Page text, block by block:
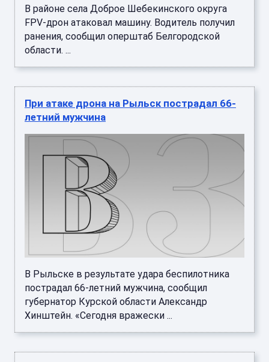
В районе села Доброе Шебекинского округа
FPV-дрон атаковал машину. Водитель получил
ранения, сообщил оперштаб Белгородской
области. ...
При атаке дрона на Рыльск пострадал 66-
летний мужчина
В Рыльске в результате удара беспилотника
пострадал 66-летний мужчина, сообщил
губернатор Курской области Александр
Хинштейн. «Сегодня вражески ...